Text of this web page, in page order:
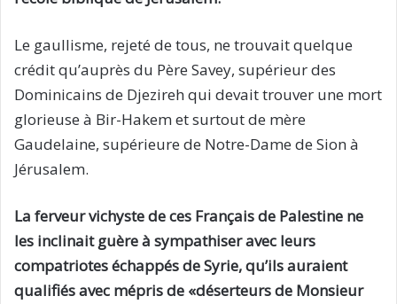
Le gaullisme, rejeté de tous, ne trouvait quelque
crédit qu’auprès du Père Savey, supérieur des
Dominicains de Djezireh qui devait trouver une mort
glorieuse à Bir-Hakem et surtout de mère
Gaudelaine, supérieure de Notre-Dame de Sion à
Jérusalem.
La ferveur vichyste de ces Français de Palestine ne
les inclinait guère à sympathiser avec leurs
compatriotes échappés de Syrie, qu’ils auraient
qualifiés avec mépris de «déserteurs de Monsieur